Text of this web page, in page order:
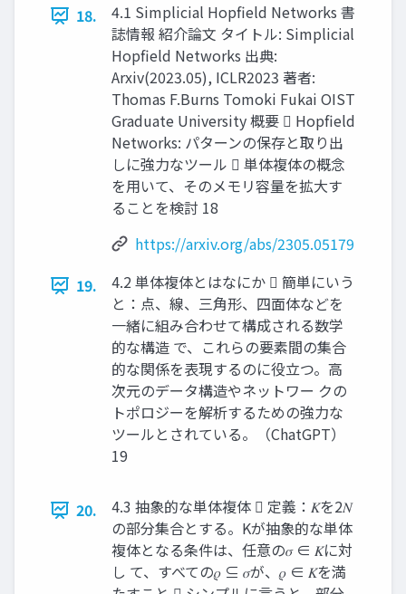
18.
4.1 Simplicial Hopfield Networks 書
誌情報 紹介論文 タイトル: Simplicial
Hopfield Networks 出典:
Arxiv(2023.05), ICLR2023 著者:
Thomas F.Burns Tomoki Fukai OIST
Graduate University 概要  Hopfield
Networks: パターンの保存と取り出
しに強力なツール  単体複体の概念
を用いて、そのメモリ容量を拡大す
ることを検討 18
https://arxiv.org/abs/2305.05179
19.
4.2 単体複体とはなにか  簡単にいう
と：点、線、三角形、四面体などを
一緒に組み合わせて構成される数学
的な構造 で、これらの要素間の集合
的な関係を表現するのに役立つ。高
次元のデータ構造やネットワー クの
トポロジーを解析するための強力な
ツールとされている。（ChatGPT）
19
20.
4.3 抽象的な単体複体  定義：𝐾を2𝑁
の部分集合とする。Kが抽象的な単体
複体となる条件は、任意の𝜎 ∈ 𝐾に対
し て、すべての𝜌 ⊆ 𝜎が、𝜌 ∈ 𝐾を満